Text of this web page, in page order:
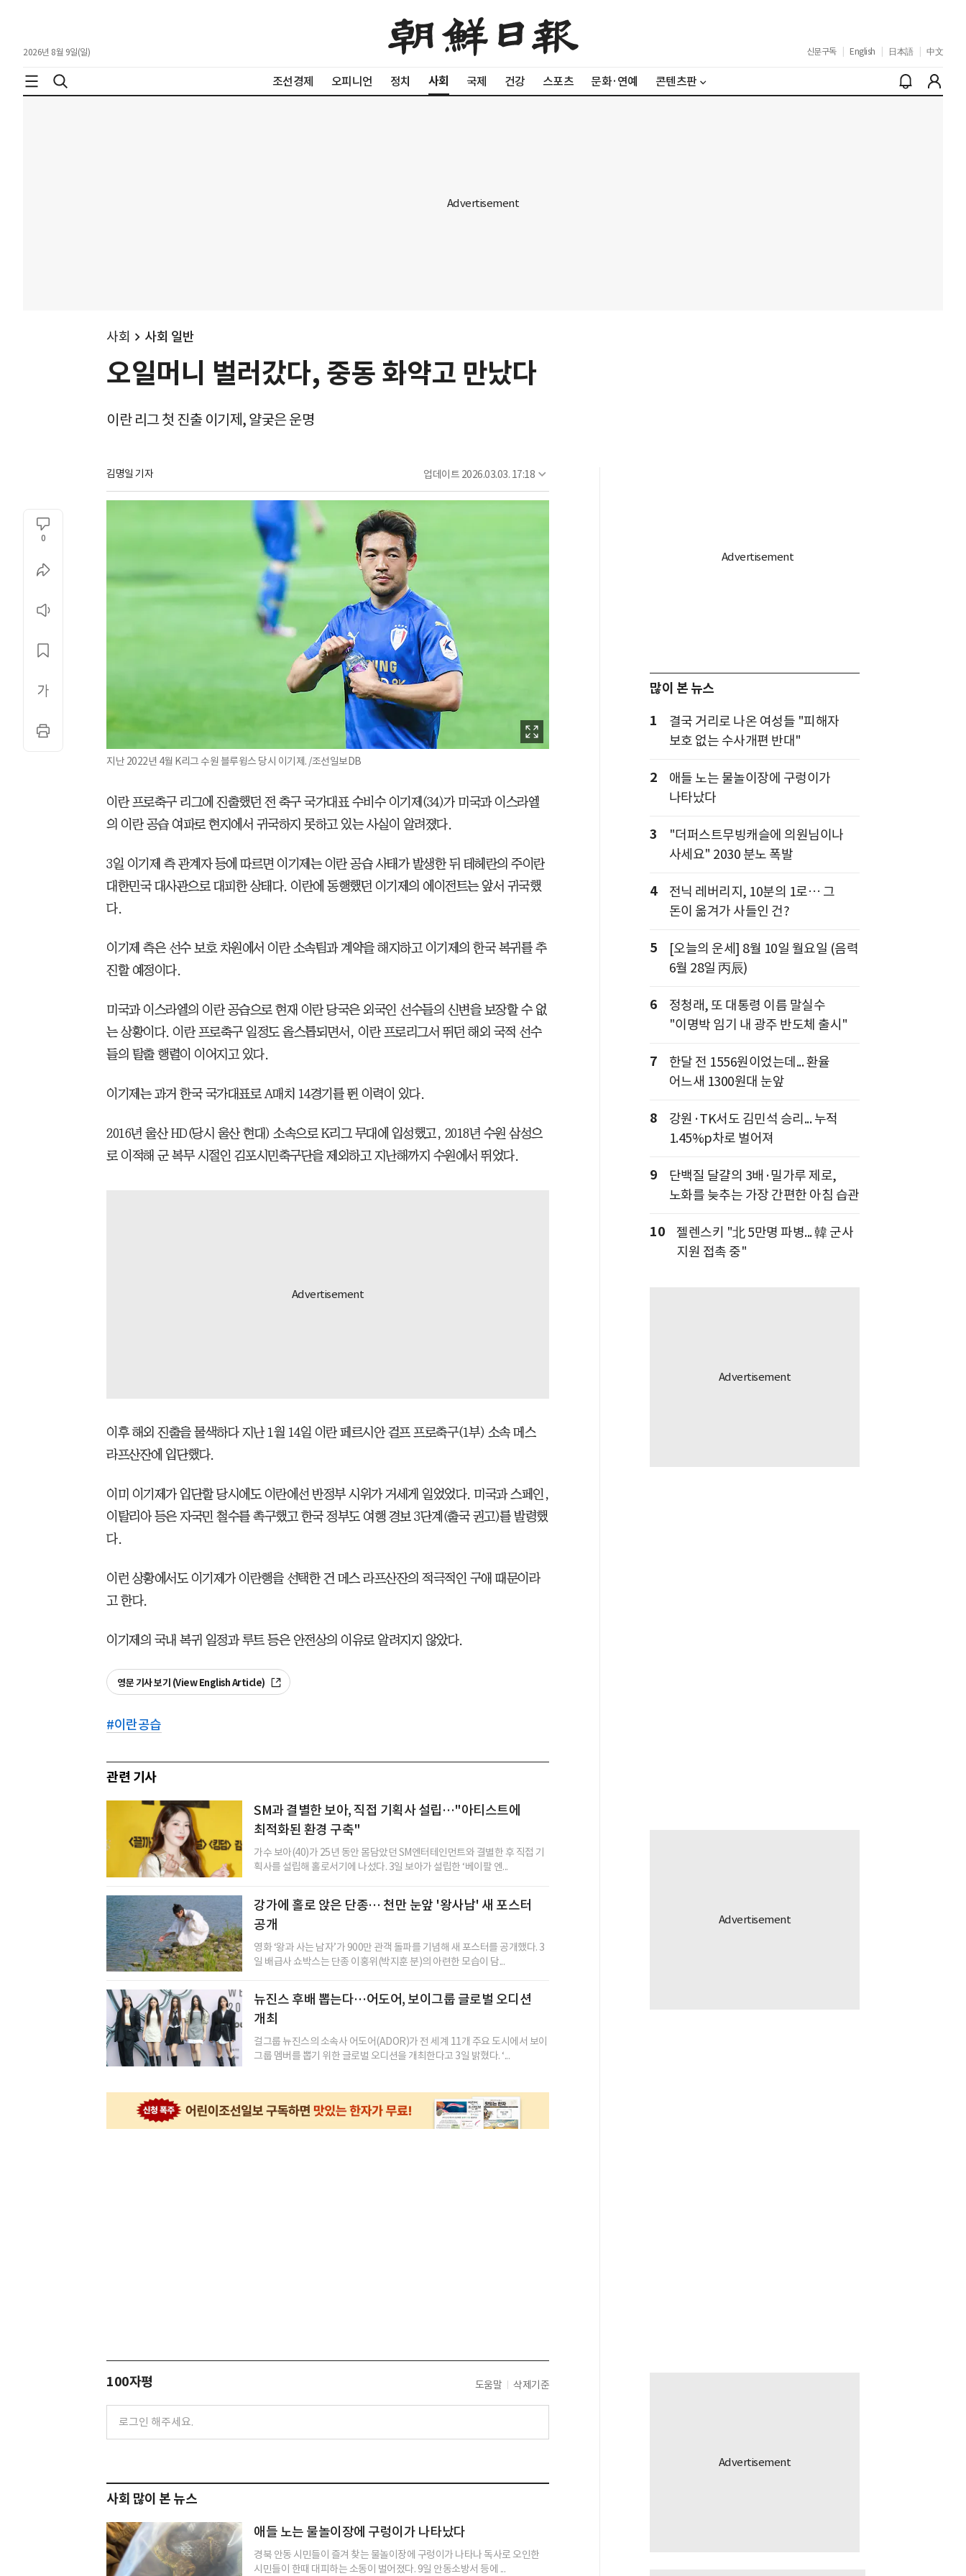
2026년 8월 9일(일) 신문구독 English 日本語 中文
조선경제 오피니언 정치 사회 국제 건강 스포츠 문화·연예 콘텐츠판
사회 사회 일반
오일머니 벌러갔다, 중동 화약고 만났다
이란 리그 첫 진출 이기제, 얄궂은 운명
김명일 기자 업데이트 2026.03.03. 17:18
0
지난 2022년 4월 K리그 수원 블루윙스 당시 이기제. /조선일보DB
이란 프로축구 리그에 진출했던 전 축구 국가대표 수비수 이기제(34)가 미국과 이스라엘
의 이란 공습 여파로 현지에서 귀국하지 못하고 있는 사실이 알려졌다.
3일 이기제 측 관계자 등에 따르면 이기제는 이란 공습 사태가 발생한 뒤 테헤란의 주이란
대한민국 대사관으로 대피한 상태다. 이란에 동행했던 이기제의 에이전트는 앞서 귀국했
다.
이기제 측은 선수 보호 차원에서 이란 소속팀과 계약을 해지하고 이기제의 한국 복귀를 추
진할 예정이다.
미국과 이스라엘의 이란 공습으로 현재 이란 당국은 외국인 선수들의 신변을 보장할 수 없
는 상황이다. 이란 프로축구 일정도 올스톱되면서, 이란 프로리그서 뛰던 해외 국적 선수
들의 탈출 행렬이 이어지고 있다.
이기제는 과거 한국 국가대표로 A매치 14경기를 뛴 이력이 있다.
2016년 울산 HD(당시 울산 현대) 소속으로 K리그 무대에 입성했고, 2018년 수원 삼성으
로 이적해 군 복무 시절인 김포시민축구단을 제외하고 지난해까지 수원에서 뛰었다.
이후 해외 진출을 물색하다 지난 1월 14일 이란 페르시안 걸프 프로축구(1부) 소속 메스
라프산잔에 입단했다.
이미 이기제가 입단할 당시에도 이란에선 반정부 시위가 거세게 일었었다. 미국과 스페인,
이탈리아 등은 자국민 철수를 촉구했고 한국 정부도 여행 경보 3단계(출국 권고)를 발령했
다.
이런 상황에서도 이기제가 이란행을 선택한 건 메스 라프산잔의 적극적인 구애 때문이라
고 한다.
이기제의 국내 복귀 일정과 루트 등은 안전상의 이유로 알려지지 않았다.
영문 기사 보기 (View English Article)
#이란공습
관련 기사
SM과 결별한 보아, 직접 기획사 설립…"아티스트에
최적화된 환경 구축"
가수 보아(40)가 25년 동안 몸담았던 SM엔터테인먼트와 결별한 후 직접 기
획사를 설립해 홀로서기에 나섰다. 3일 보아가 설립한 ‘베이팔 엔...
강가에 홀로 앉은 단종… 천만 눈앞 '왕사남' 새 포스터
공개
영화 ‘왕과 사는 남자’가 900만 관객 돌파를 기념해 새 포스터를 공개했다. 3
일 배급사 쇼박스는 단종 이홍위(박지훈 분)의 아련한 모습이 담...
뉴진스 후배 뽑는다…어도어, 보이그룹 글로벌 오디션
개최
걸그룹 뉴진스의 소속사 어도어(ADOR)가 전 세계 11개 주요 도시에서 보이
그룹 멤버를 뽑기 위한 글로벌 오디션을 개최한다고 3일 밝혔다. ‘...
100자평 도움말 삭제기준
사회 많이 본 뉴스
애들 노는 물놀이장에 구렁이가 나타났다
경북 안동 시민들이 즐겨 찾는 물놀이장에 구렁이가 나타나 독사로 오인한
시민들이 한때 대피하는 소동이 벌어졌다. 9일 안동소방서 등에 ...
많이 본 뉴스
1
결국 거리로 나온 여성들 "피해자
보호 없는 수사개편 반대"
2
애들 노는 물놀이장에 구렁이가
나타났다
3
"더퍼스트무빙캐슬에 의원님이나
사세요" 2030 분노 폭발
4
전닉 레버리지, 10분의 1로… 그
돈이 옮겨가 사들인 건?
5
[오늘의 운세] 8월 10일 월요일 (음력
6월 28일 丙辰)
6
정청래, 또 대통령 이름 말실수
"이명박 임기 내 광주 반도체 출시"
7
한달 전 1556원이었는데... 환율
어느새 1300원대 눈앞
8
강원·TK서도 김민석 승리... 누적
1.45%p차로 벌어져
9
단백질 달걀의 3배·밀가루 제로,
노화를 늦추는 가장 간편한 아침 습관
10
젤렌스키 "北 5만명 파병... 韓 군사
지원 접촉 중"